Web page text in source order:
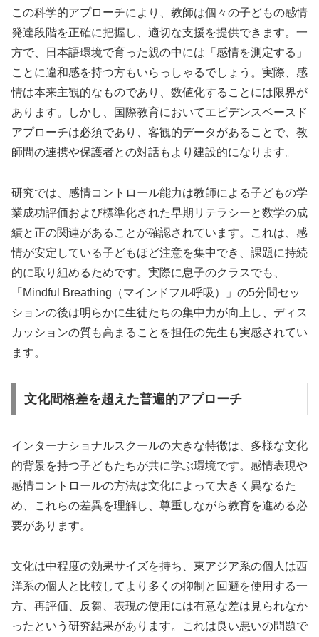
この科学的アプローチにより、教師は個々の子どもの感情
発達段階を正確に把握し、適切な支援を提供できます。一
方で、日本語環境で育った親の中には「感情を測定する」
ことに違和感を持つ方もいらっしゃるでしょう。実際、感
情は本来主観的なものであり、数値化することには限界が
あります。しかし、国際教育においてエビデンスベースド
アプローチは必須であり、客観的データがあることで、教
師間の連携や保護者との対話もより建設的になります。
研究では、感情コントロール能力は教師による子どもの学
業成功評価および標準化された早期リテラシーと数学の成
績と正の関連があることが確認されています。これは、感
情が安定している子どもほど注意を集中でき、課題に持続
的に取り組めるためです。実際に息子のクラスでも、
「Mindful Breathing（マインドフル呼吸）」の5分間セッ
ションの後は明らかに生徒たちの集中力が向上し、ディス
カッションの質も高まることを担任の先生も実感されてい
ます。
文化間格差を超えた普遍的アプローチ
インターナショナルスクールの大きな特徴は、多様な文化
的背景を持つ子どもたちが共に学ぶ環境です。感情表現や
感情コントロールの方法は文化によって大きく異なるた
め、これらの差異を理解し、尊重しながら教育を進める必
要があります。
文化は中程度の効果サイズを持ち、東アジア系の個人は西
洋系の個人と比較してより多くの抑制と回避を使用する一
方、再評価、反芻、表現の使用には有意な差は見られなか
ったという研究結果があります。これは良い悪いの問題で